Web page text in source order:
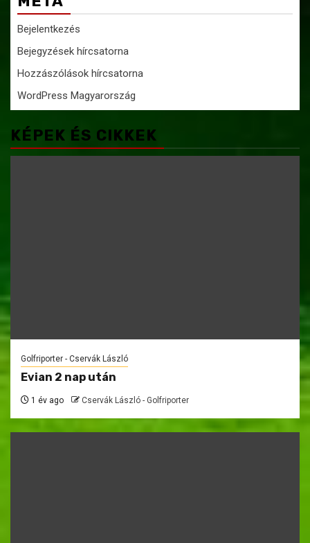
Bejelentkezés
Bejegyzések hírcsatorna
Hozzászólások hírcsatorna
WordPress Magyarország
KÉPEK ÉS CIKKEK
Golfriporter - Cservák László
Evian 2 nap után
1 év ago Cservák László - Golfriporter